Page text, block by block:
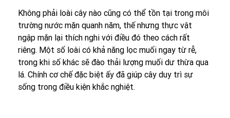
Không phải loài cây nào cũng có thể tồn tại trong môi
trường nước mặn quanh năm, thế nhưng thực vật
ngập mặn lại thích nghi với điều đó theo cách rất
riêng. Một số loài có khả năng lọc muối ngay từ rễ,
trong khi số khác sẽ đào thải lượng muối dư thừa qua
lá. Chính cơ chế đặc biệt ấy đã giúp cây duy trì sự
sống trong điều kiện khắc nghiệt.